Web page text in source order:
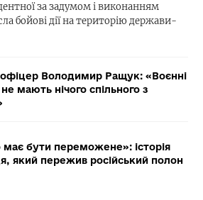
за задумом і виконанням
бойові дії на територію держави-
офіцер Володимир Ращук: «Воєнні
мають нічого спільного з
має бути переможене»: історія
який пережив російський полон